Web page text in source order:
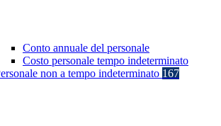
Conto annuale del personale
Costo personale tempo indeterminato
non a tempo indeterminato 167